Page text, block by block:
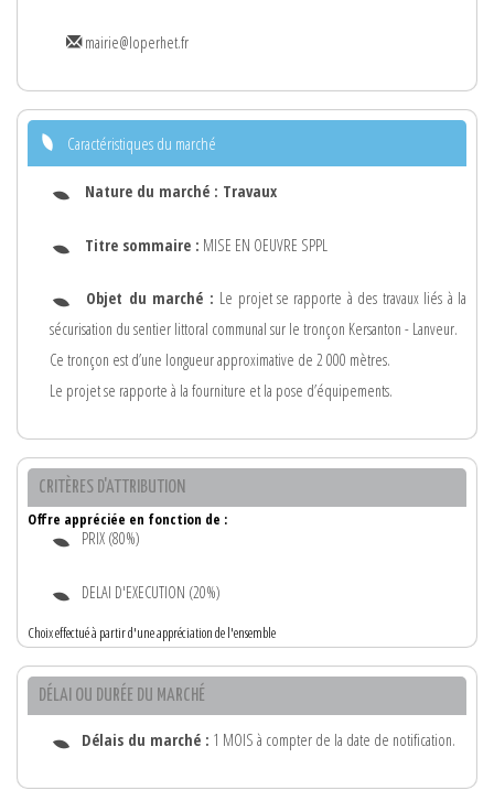
mairie@loperhet.fr
Caractéristiques du marché
Nature du marché : Travaux
Titre sommaire : MISE EN OEUVRE SPPL
Objet du marché : Le projet se rapporte à des travaux liés à la
sécurisation du sentier littoral communal sur le tronçon Kersanton - Lanveur.
Ce tronçon est d’une longueur approximative de 2 000 mètres.
Le projet se rapporte à la fourniture et la pose d’équipements.
CRITÈRES D'ATTRIBUTION
Offre appréciée en fonction de :
PRIX (80%)
DELAI D'EXECUTION (20%)
Choix effectué à partir d'une appréciation de l'ensemble
DÉLAI OU DURÉE DU MARCHÉ
Délais du marché : 1 MOIS à compter de la date de notification.